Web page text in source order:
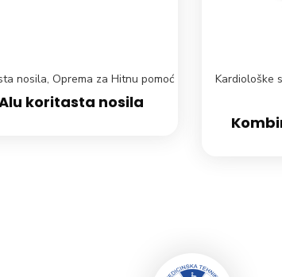
nosila, Oprema za Hitnu pomoć
koritasta nosila
Kardiološke